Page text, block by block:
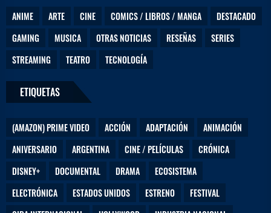
ANIME ARTE CINE COMICS / LIBROS / MANGA
DESTACADO
GAMING
MUSICA OTRAS NOTICIAS RESEÑAS
SERIES
STREAMING
TEATRO TECNOLOGÍA
ETIQUETAS
(AMAZON) PRIME VIDEO ACCIÓN ADAPTACIÓN
ANIMACIÓN
ANIVERSARIO
ARGENTINA CINE / PELÍCULAS
CRÓNICA
DISNEY+
DOCUMENTAL DRAMA
ECOSISTEMA
ELECTRÓNICA
ESTADOS UNIDOS ESTRENO
FESTIVAL